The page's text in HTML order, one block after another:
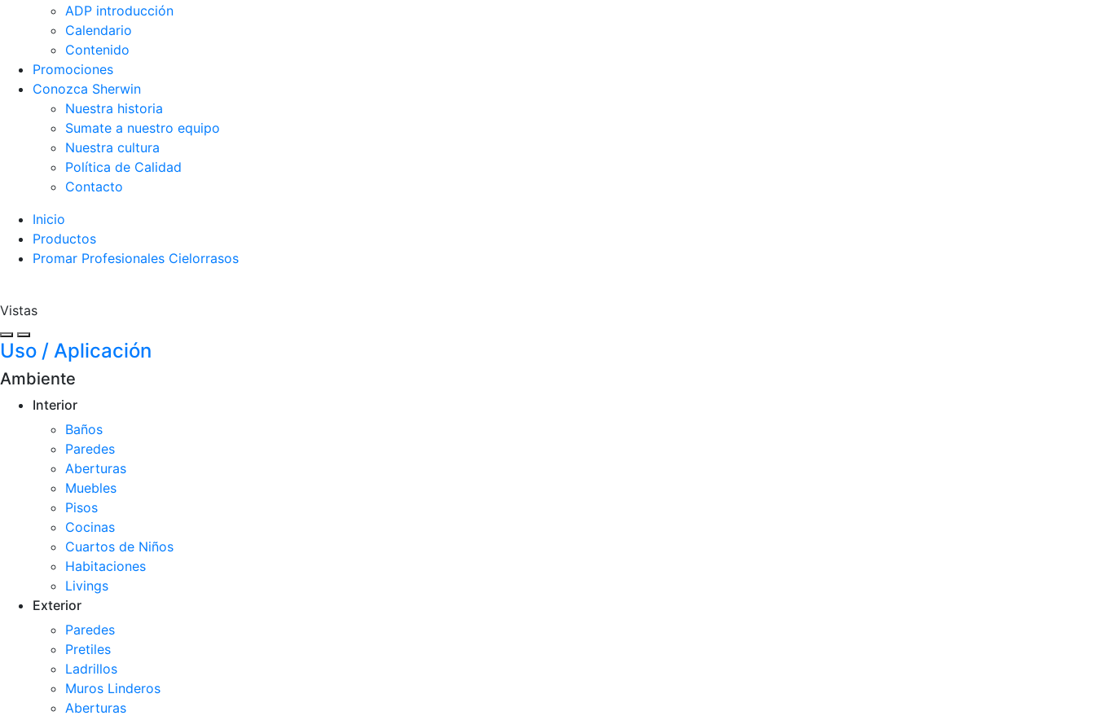
ADP introducción
Calendario
Contenido
Promociones
Conozca Sherwin
Nuestra historia
Sumate a nuestro equipo
Nuestra cultura
Política de Calidad
Contacto
Inicio
Productos
Promar Profesionales Cielorrasos
Vistas
Uso / Aplicación
Ambiente
Interior
Baños
Paredes
Aberturas
Muebles
Pisos
Cocinas
Cuartos de Niños
Habitaciones
Livings
Exterior
Paredes
Pretiles
Ladrillos
Muros Linderos
Aberturas